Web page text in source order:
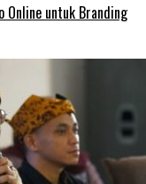
Online untuk Branding